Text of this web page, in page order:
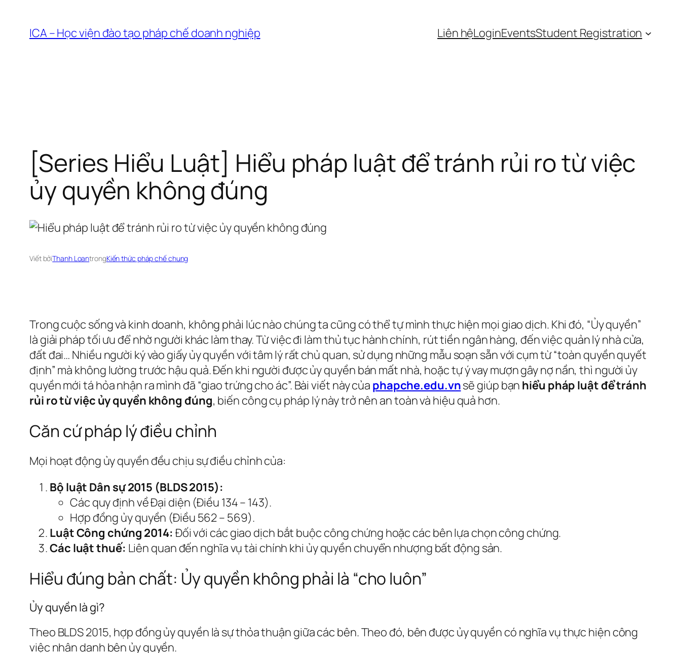
ICA – Học viện đào tạo pháp chế doanh nghiệp Liên hệLoginEventsStudent Registration
[Series Hiểu Luật] Hiểu pháp luật để tránh rủi ro từ việc
ủy quyền không đúng
Viết bởiThanh LoantrongKiến thức pháp chế chung
Trong cuộc sống và kinh doanh, không phải lúc nào chúng ta cũng có thể tự mình thực hiện mọi giao dịch. Khi đó, “Ủy quyền”
là giải pháp tối ưu để nhờ người khác làm thay. Từ việc đi làm thủ tục hành chính, rút tiền ngân hàng, đến việc quản lý nhà cửa,
đất đai… Nhiều người ký vào giấy ủy quyền với tâm lý rất chủ quan, sử dụng những mẫu soạn sẵn với cụm từ “toàn quyền quyết
định” mà không lường trước hậu quả. Đến khi người được ủy quyền bán mất nhà, hoặc tự ý vay mượn gây nợ nần, thì người ủy
quyền mới tá hỏa nhận ra mình đã “giao trứng cho ác”. Bài viết này của phapche.edu.vnsẽ giúp bạn hiểu pháp luật để tránh
rủi ro từ việc ủy quyền không đúng, biến công cụ pháp lý này trở nên an toàn và hiệu quả hơn.
Căn cứ pháp lý điều chỉnh
Mọi hoạt động ủy quyền đều chịu sự điều chỉnh của:
Bộ luật Dân sự 2015 (BLDS 2015):
Các quy định về Đại diện (Điều 134 – 143).
Hợp đồng ủy quyền (Điều 562 – 569).
Luật Công chứng 2014: Đối với các giao dịch bắt buộc công chứng hoặc các bên lựa chọn công chứng.
Các luật thuế: Liên quan đến nghĩa vụ tài chính khi ủy quyền chuyển nhượng bất động sản.
Hiểu đúng bản chất: Ủy quyền không phải là “cho luôn”
Ủy quyền là gì?
Theo BLDS 2015, hợp đồng ủy quyền là sự thỏa thuận giữa các bên. Theo đó, bên được ủy quyền có nghĩa vụ thực hiện công
việc nhân danh bên ủy quyền.